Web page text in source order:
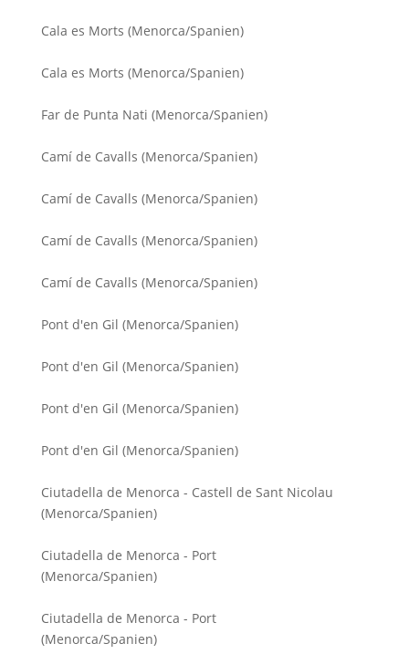
Cala es Morts (Menorca/Spanien)
Cala es Morts (Menorca/Spanien)
Far de Punta Nati (Menorca/Spanien)
Camí de Cavalls (Menorca/Spanien)
Camí de Cavalls (Menorca/Spanien)
Camí de Cavalls (Menorca/Spanien)
Camí de Cavalls (Menorca/Spanien)
Pont d'en Gil (Menorca/Spanien)
Pont d'en Gil (Menorca/Spanien)
Pont d'en Gil (Menorca/Spanien)
Pont d'en Gil (Menorca/Spanien)
Ciutadella de Menorca - Castell de Sant Nicolau
(Menorca/Spanien)
Ciutadella de Menorca - Port
(Menorca/Spanien)
Ciutadella de Menorca - Port
(Menorca/Spanien)